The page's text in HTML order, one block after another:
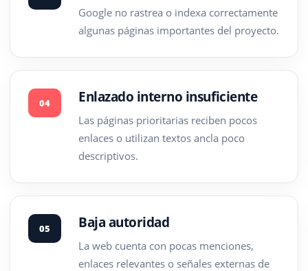
Google no rastrea o indexa correctamente
algunas páginas importantes del proyecto.
04 Enlazado interno insuficiente
Las páginas prioritarias reciben pocos
enlaces o utilizan textos ancla poco
descriptivos.
05 Baja autoridad
La web cuenta con pocas menciones,
enlaces relevantes o señales externas de